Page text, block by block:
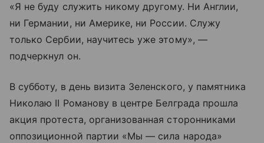
«Я не буду служить никому другому. Ни Англии,
ни Германии, ни Америке, ни России. Служу
только Сербии, научитесь уже этому», —
подчеркнул он.
В субботу, в день визита Зеленского, у памятника
Николаю II Романову в центре Белграда прошла
акция протеста, организованная сторонниками
оппозиционной партии «Мы — сила народа»